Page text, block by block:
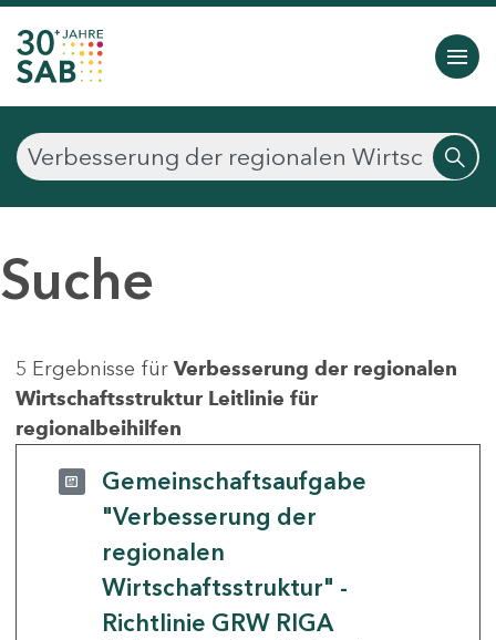
Suche
5 Ergebnisse für Verbesserung der regionalen
Wirtschaftsstruktur Leitlinie für
regionalbeihilfen
Gemeinschaftsaufgabe
"Verbesserung der
regionalen
Wirtschaftsstruktur" -
Richtlinie GRW RIGA